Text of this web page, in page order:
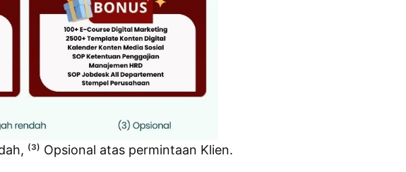
⁽³⁾ Opsional atas permintaan Klien.